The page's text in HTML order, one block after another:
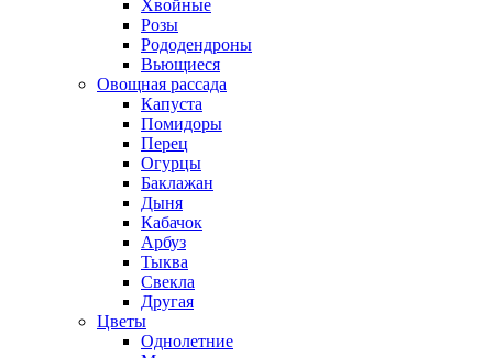
Хвойные
Розы
Рододендроны
Вьющиеся
Овощная рассада
Капуста
Помидоры
Перец
Огурцы
Баклажан
Дыня
Кабачок
Арбуз
Тыква
Свекла
Другая
Цветы
Однолетние